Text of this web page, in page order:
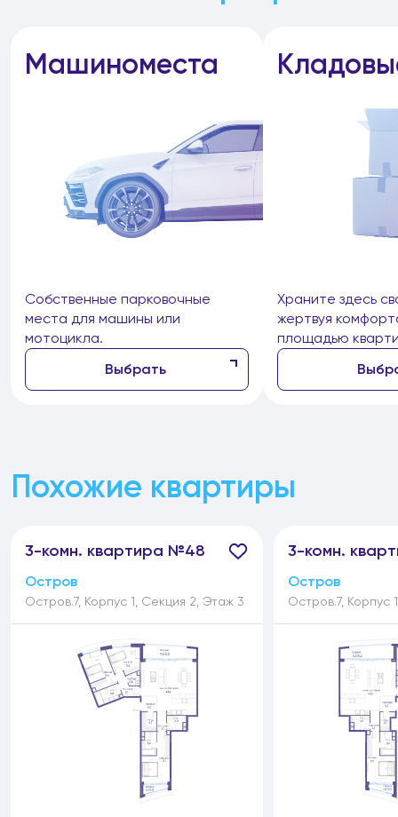
Машиноместа
Собственные парковочные
места для машины или
мотоцикла.
Выбрать
Храните здесь
жертвуя
площадью
Похожие квартиры
3-комн. квартира №48
Остров
Остров.7, Корпус 1, Секция 2, Этаж 3
3-комн.
Остров
Остров.7, Корпус